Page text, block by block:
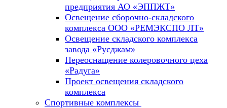
предприятия АО «ЭППЖТ»
Освещение сборочно-складского
комплекса ООО «РЕМЭКСПО ЛТ»
Освещение складского комплекса
завода «Русджам»
Переоснащение колеровочного цеха
«Радуга»
Проект освещения складского
комплекса
Спортивные комплексы